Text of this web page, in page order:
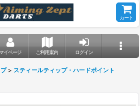
カート
イページ ご利用案内 ログイン
> スティールティップ・ハードポイント